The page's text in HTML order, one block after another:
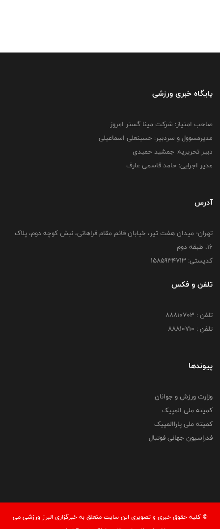
پایگاه خبری ورزشی
صاحب امتیاز: شرکت مینا گستر امروز
مدیرمسوول و سردبیر: حسینعلی اسماعیلی
دبیر تحریریه: جمشید حمیدی
مدیر اجرایی: حامد قاسمی عارف
آدرس
تهران- میدان هفت تیر، خیابان قائم مقام فراهانی، نبش کوچه دوم، پلاک
16، طبقه دوم
کدپستی: 1585934713
تلفن و فکس
تلفن : 88810703
تلفن : 88810710
پیوندها
وزارت ورزش و جوانان
کمیته ملی المپیک
کمیته ملی پاراالمپیک
فدراسیون جهانی فوتبال
© کليه حقوق خبری و تصويری اين سايت متعلق به خبرگزاری البرز ورزشی می